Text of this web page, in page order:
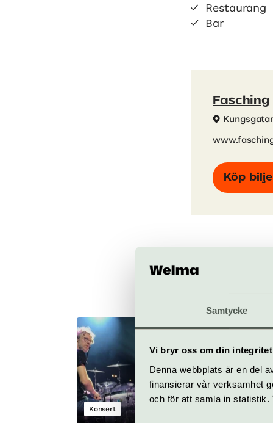
Samtycke
Vi bryr oss om din integritet
Denna webbplats är en del
finansierar vår verksamhet
och för att samla in
Restaurang
Bar
Fasching
Köp
Konsert
MARTIN
QUARTET
14 augusti